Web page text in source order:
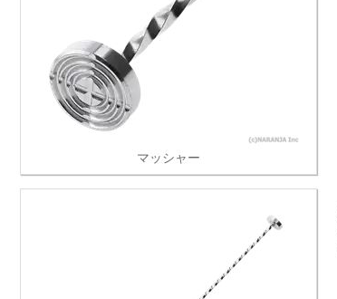
マッシャー